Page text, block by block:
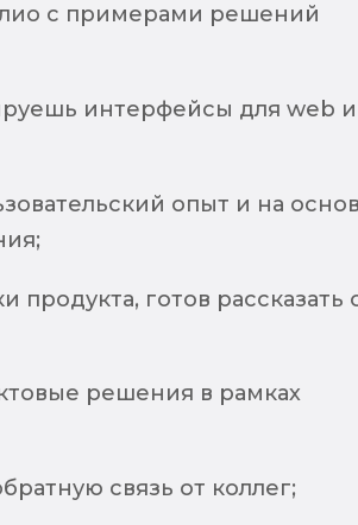
с примерами решений
интерфейсы для web и
опыт и на
готов рассказать
решения в рамках
связь от коллег;